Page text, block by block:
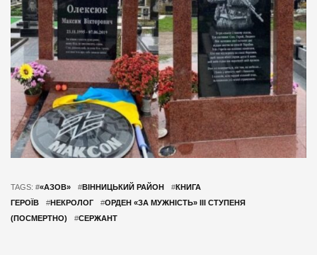
TAGS: #«АЗОВ» #ВІННИЦЬКИЙ РАЙОН #КНИГА
ГЕРОЇВ
#НЕКРОЛОГ #ОРДЕН «ЗА МУЖНІСТЬ» III СТУПЕНЯ
(ПОСМЕРТНО)
#СЕРЖАНТ